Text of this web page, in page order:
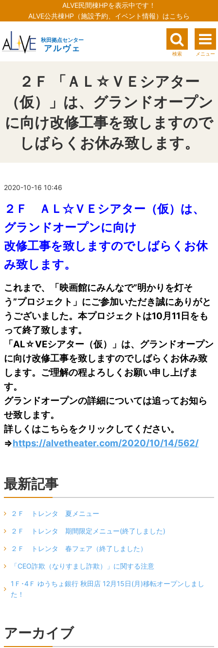
ALVE民間棟HPを表示中です！
ALVE公共棟HP（施設予約、イベント情報）はこちら
秋田拠点センター
アルヴェ
検索 メニュー
２Ｆ 「ＡＬ☆ＶＥシアター
（仮）」は、グランドオープン
に向け改修工事を致しますので
しばらくお休み致します。
2020-10-16 10:46
２Ｆ ＡＬ☆ＶＥシアター（仮）は、
グランドオープンに向け
改修工事を致しますのでしばらくお休
み致します。
これまで、「映画館にみんなで”明かりを灯そ
う”プロジェクト」にご参加いただき誠にありがと
うございました。本プロジェクトは10月11日をも
って終了致します。
「AL☆VEシアター（仮）」は、グランドオープン
に向け改修工事を致しますのでしばらくお休み致
します。ご理解の程よろしくお願い申し上げま
す。
グランドオープンの詳細については追ってお知ら
せ致します。
詳しくはこちらをクリックしてください。
⇒https://alvetheater.com/2020/10/14/562/
最新記事
２Ｆ トレンタ 夏メニュー
２Ｆ トレンタ 期間限定メニュー(終了しました)
２Ｆ トレンタ 春フェア（終了しました）
「CEO詐欺（なりすまし詐欺）」に関する注意
1Ｆ･4Ｆ ゆうちょ銀行 秋田店 12月15日(月)移転オープンしまし
た！
アーカイブ